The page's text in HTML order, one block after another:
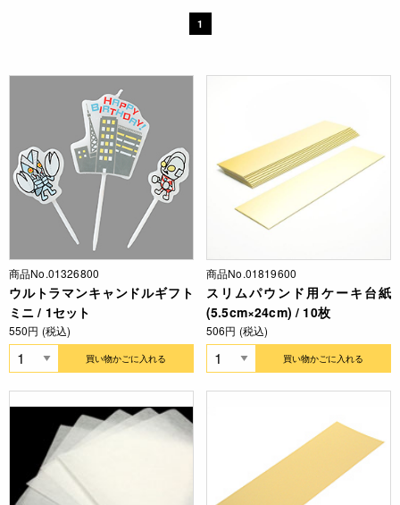
1
商品No.01326800
ウルトラマンキャンドルギフト
ミニ / 1セット
550円 (税込)
買い物かごに入れる
商品No.01819600
スリムパウンド用ケーキ台紙
(5.5cm×24cm) / 10枚
506円 (税込)
買い物かごに入れる